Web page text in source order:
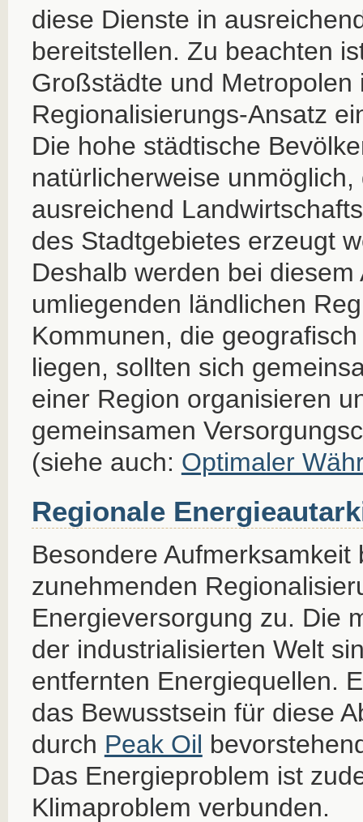
diese Dienste in
bereitstellen. Zu beachten
Großstädte und Metropolen
Regionalisierungs-Ansatz
Die hohe städtische
natürlicherweise
ausreichend
des Stadtgebietes erzeugt
Deshalb werden bei diesem
umliegenden ländlichen
Kommunen, die
liegen, sollten sich
einer Region organisieren
gemeinsamen
(siehe auch: Optimaler
Regionale
Besondere Aufmerksamkeit
zunehmenden
Energieversorgung zu. Die
der industrialisierten Welt
entfernten Energiequellen.
das Bewusstsein für diese
durch Peak Oil
Das Energieproblem ist
Klimaproblem verbunden.